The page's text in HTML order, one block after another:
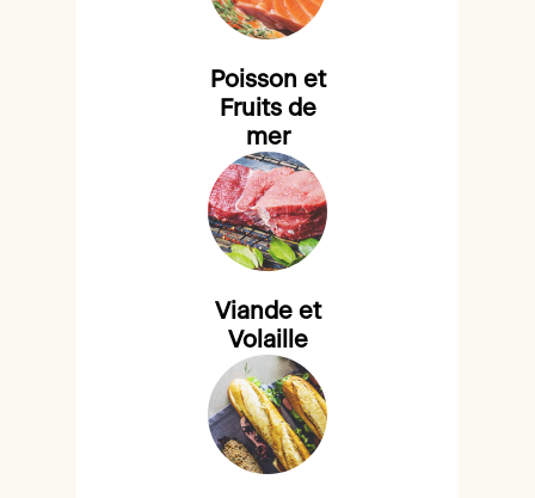
Poisson et
Fruits de
mer
Viande et
Volaille